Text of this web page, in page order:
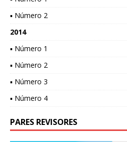
▪ Número 2
2014
▪ Número 1
▪ Número 2
▪ Número 3
▪ Número 4
PARES REVISORES